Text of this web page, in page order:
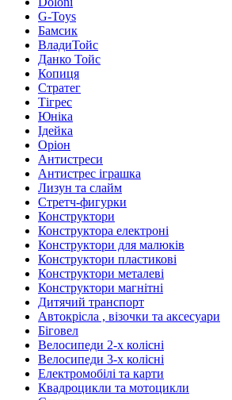
G-Toys
Бамсик
ВладиТойс
Данко Тойс
Копиця
Стратег
Тігрес
Юніка
Ідейка
Оріон
Антистреси
Антистрес іграшка
Лизун та слайм
Стретч-фигурки
Конструктори
Конструктора електроні
Конструктори для малюків
Конструктори пластикові
Конструктори металеві
Конструктори магнітні
Дитячий транспорт
Автокрісла , візочки та аксесуари
Біговел
Велосипеди 2-х колісні
Велосипеди 3-х колісні
Електромобілі та карти
Квадроцикли та мотоцикли